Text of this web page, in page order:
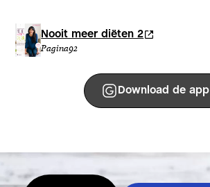
Nooit meer diëten 2
Pagina92
Download de app